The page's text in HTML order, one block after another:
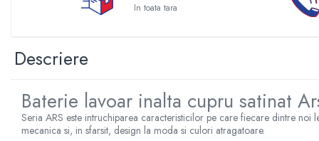
Filtre apa cu purjare
Accesorii consumabile sterilizator
Carcase Filtre apa
Accesorii consumabile
dedurizatoare apa
In toata tara
Descriere
Baterie lavoar inalta cupru satinat
Seria ARS este intruchiparea caracteristicilor pe care fiecare dintre
mecanica si, in sfarsit, design la moda si culori atragatoare.